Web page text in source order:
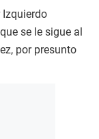
Izquierdo
se le sigue al
por presunto